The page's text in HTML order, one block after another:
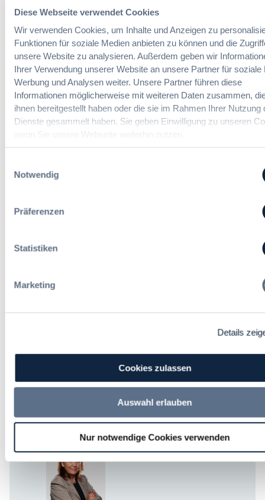
Diese Webseite verwendet Cookies
Wir verwenden Cookies, um Inhalte und Anzeigen zu
Funktionen für soziale Medien anbieten zu können und die
unsere Website zu analysieren. Außerdem geben wir
Ihrer Verwendung unserer Website an unsere Partner für soziale
Werbung und Analysen weiter. Unsere Partner führen diese
Informationen möglicherweise mit weiteren Daten zusammen,
ihnen bereitgestellt haben oder die sie im Rahmen Ihrer Nutzung
Dienste gesammelt haben. Sie geben Einwilligung zu unseren
Notwendig
Präferenzen
Statistiken
Marketing
Details
Cookies zulassen
Auswahl erlauben
Nur notwendige Cookies verwenden
Die nächsten Seminare:
08.09.2026
Die Vergabe von Architekten- und
Ingenieurleistungen
Ihre Ansprechpartner bei der
Sprechen Sie uns an – wir freuen uns auf Sie!
Daniel Buschermöhle